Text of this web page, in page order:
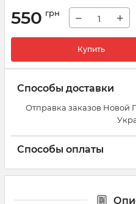
550 грн − +
Купить
Способы доставки
Отправка заказов Новой
Способы оплаты